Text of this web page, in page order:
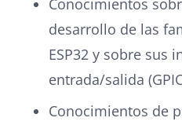
desarrollo de las
ESP32 y sobre sus
entrada/salida
Conocimientos de